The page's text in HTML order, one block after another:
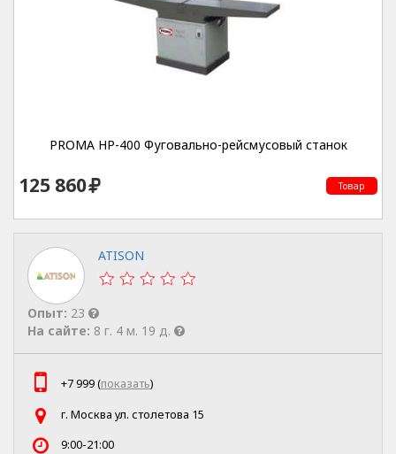
PROMA HP-400 Фуговально-рейсмусовый станок
125 860 Товар
ATISON
Опыт: 23
На сайте: 8 г. 4 м. 19 д.
+7 999 (показать)
г. Москва ул. столетова 15
9:00-21:00